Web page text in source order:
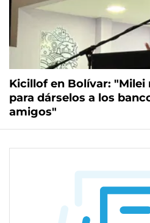
Kicillof en Bolívar: "Milei
para dárselos a los
amigos"